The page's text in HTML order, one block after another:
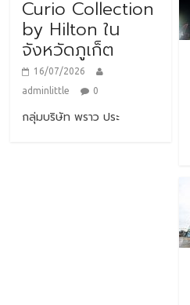
Curio Collection
by Hilton ใน
จังหวัดภูเก็ต
16/07/2026
adminlittle
0
กลุ่มบริษัท พราว ประ